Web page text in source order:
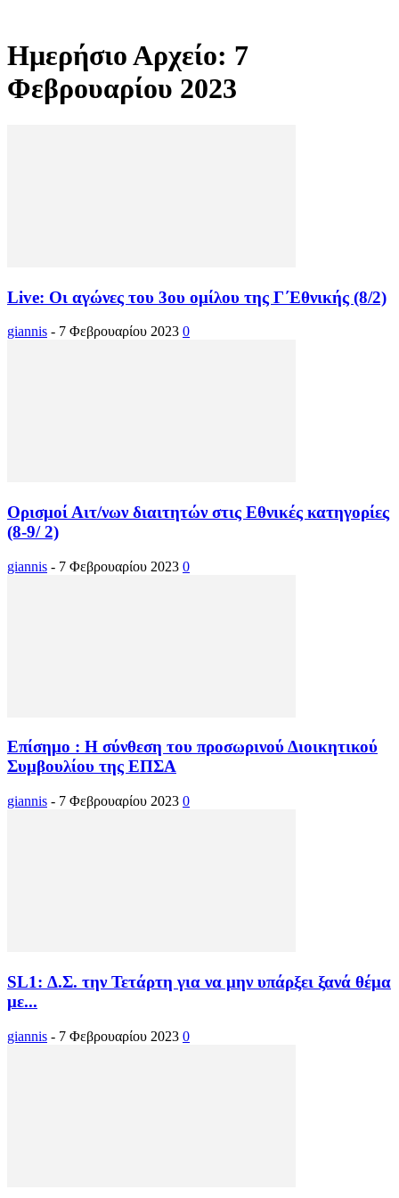
Ημερήσιο Αρχείο: 7
Φεβρουαρίου 2023
Live: Οι αγώνες του 3ου ομίλου της Γ΄Εθνικής (8/2)
giannis - 7 Φεβρουαρίου 2023 0
Ορισμοί Αιτ/νων διαιτητών στις Εθνικές κατηγορίες
(8-9/ 2)
giannis - 7 Φεβρουαρίου 2023 0
Επίσημο : Η σύνθεση του προσωρινού Διοικητικού
Συμβουλίου της ΕΠΣΑ
giannis - 7 Φεβρουαρίου 2023 0
SL1: Δ.Σ. την Τετάρτη για να μην υπάρξει ξανά θέμα
με...
giannis - 7 Φεβρουαρίου 2023 0